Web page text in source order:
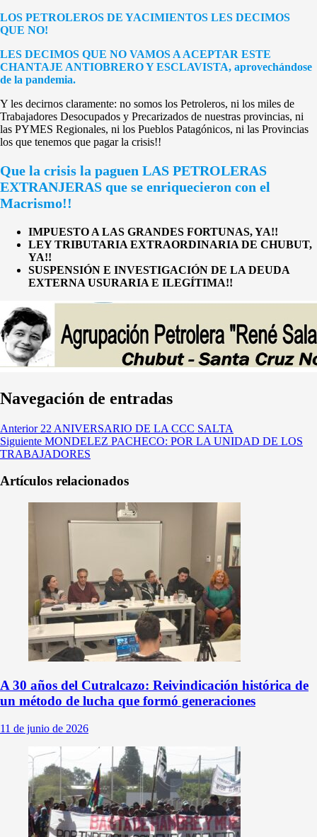
LOS PETROLEROS DE YACIMIENTOS LES DECIMOS
QUE NO!
LES DECIMOS QUE NO VAMOS A ACEPTAR ESTE
CHANTAJE ANTIOBRERO Y ESCLAVISTA, aprovechándose
de la pandemia.
Y les decirnos claramente: no somos los Petroleros, ni los miles de
Trabajadores Desocupados y Precarizados de nuestras provincias, ni
las PYMES Regionales, ni los Pueblos Patagónicos, ni las Provincias
los que tenemos que pagar la crisis!!
Que la crisis la paguen LAS PETROLERAS
EXTRANJERAS que se enriquecieron con el
Macrismo!!
IMPUESTO A LAS GRANDES FORTUNAS, YA!!
LEY TRIBUTARIA EXTRAORDINARIA DE CHUBUT,
YA!!
SUSPENSIÓN E INVESTIGACIÓN DE LA DEUDA
EXTERNA USURARIA E ILEGÍTIMA!!
Navegación de entradas
Anterior22 ANIVERSARIO DE LA CCC SALTA
Siguiente MONDELEZ PACHECO: POR LA UNIDAD DE LOS
TRABAJADORES
Artículos relacionados
A 30 años del Cutralcazo: Reivindicación histórica de
un método de lucha que formó generaciones
11 de junio de 2026